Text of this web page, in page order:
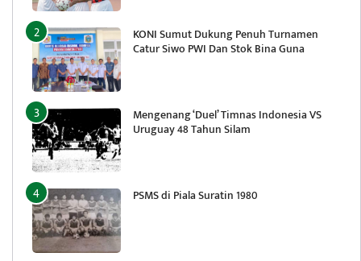
KONI Sumut Dukung Penuh Turnamen
Catur Siwo PWI Dan Stok Bina Guna
Mengenang ‘Duel’ Timnas Indonesia VS
Uruguay 48 Tahun Silam
PSMS di Piala Suratin 1980